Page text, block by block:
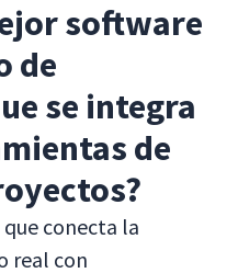
software
de
se integra
de
conecta la
real con